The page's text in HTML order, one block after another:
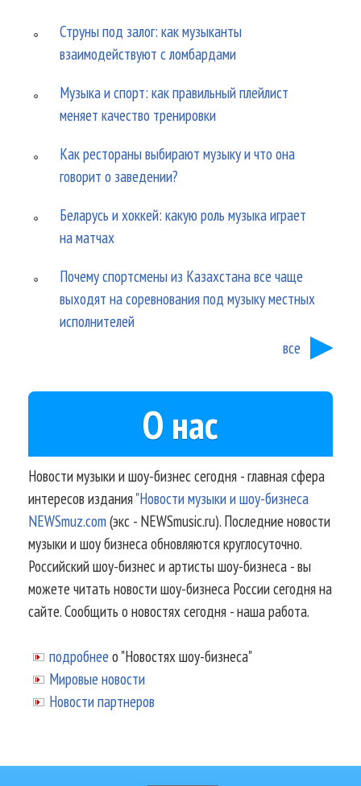
Струны под залог: как музыканты
взаимодействуют с ломбардами
Музыка и спорт: как правильный плейлист
меняет качество тренировки
Как рестораны выбирают музыку и что она
говорит о заведении?
Беларусь и хоккей: какую роль музыка играет
на матчах
Почему спортсмены из Казахстана все чаще
выходят на соревнования под музыку местных
исполнителей
все
О нас
Новости музыки и шоу-бизнес сегодня - главная сфера
интересов издания"Новости музыки и шоу-бизнеса
NEWSmuz.com(экс - NEWSmusic.ru). Последние новости
музыки и шоу бизнеса обновляются круглосуточно.
Российский шоу-бизнес и артисты шоу-бизнеса - вы
можете читать новости шоу-бизнеса России сегодня на
сайте. Сообщить о новостях сегодня - наша работа.
подробнее о "Новостях шоу-бизнеса"
Мировые новости
Новости партнеров